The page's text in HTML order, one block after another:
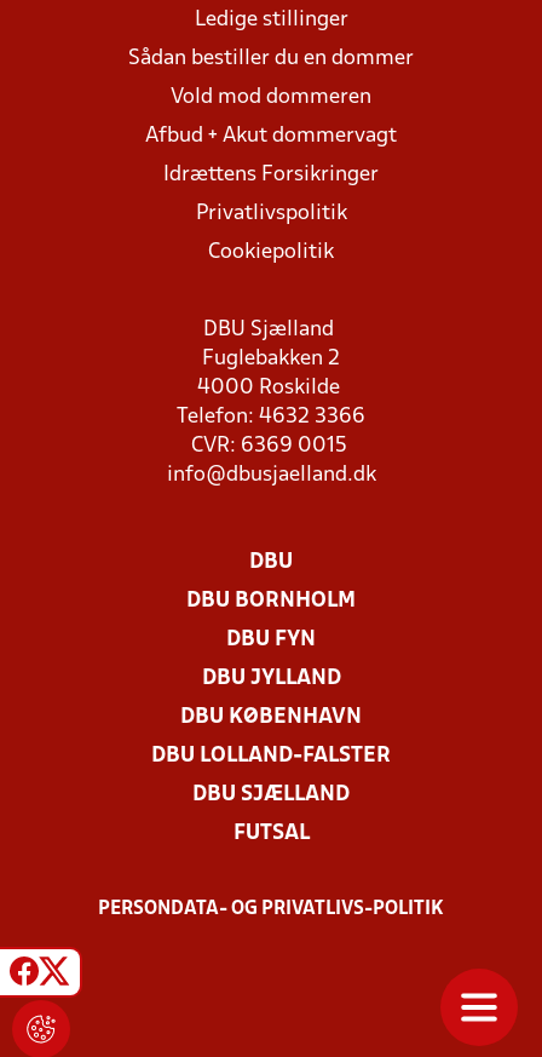
Ledige stillinger
Sådan bestiller du en dommer
Vold mod dommeren
Afbud + Akut dommervagt
Idrættens Forsikringer
Privatlivspolitik
Cookiepolitik
DBU Sjælland
Fuglebakken 2
4000 Roskilde
Telefon: 4632 3366
CVR: 6369 0015
info@dbusjaelland.dk
DBU
DBU BORNHOLM
DBU FYN
DBU JYLLAND
DBU KØBENHAVN
DBU LOLLAND-FALSTER
DBU SJÆLLAND
FUTSAL
PERSONDATA- OG PRIVATLIVS-POLITIK